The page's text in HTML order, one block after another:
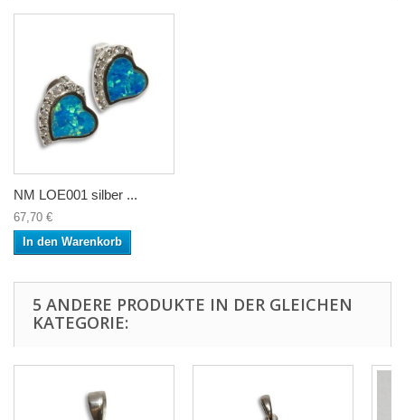
NM LOE001 silber ...
67,70 €
In den Warenkorb
5 ANDERE PRODUKTE IN DER GLEICHEN
KATEGORIE: